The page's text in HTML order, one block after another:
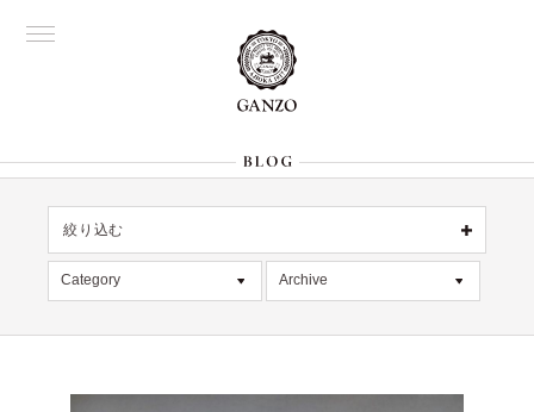
絞り込む
OFFICIAL 銀座
Category Archive